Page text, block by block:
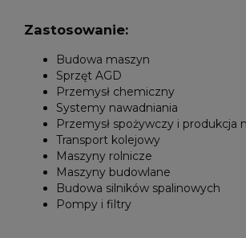
Zastosowanie:
Budowa maszyn
Sprzęt AGD
Przemysł chemiczny
Systemy nawadniania
Przemysł spożywczy i produkcja
Transport kolejowy
Maszyny rolnicze
Maszyny budowlane
Budowa silników spalinowych
Pompy i filtry